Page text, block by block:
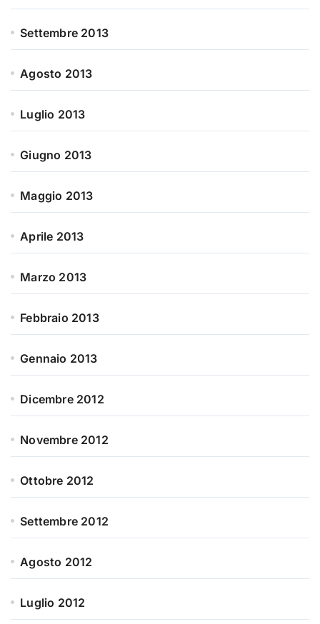
Settembre 2013
Agosto 2013
Luglio 2013
Giugno 2013
Maggio 2013
Aprile 2013
Marzo 2013
Febbraio 2013
Gennaio 2013
Dicembre 2012
Novembre 2012
Ottobre 2012
Settembre 2012
Agosto 2012
Luglio 2012